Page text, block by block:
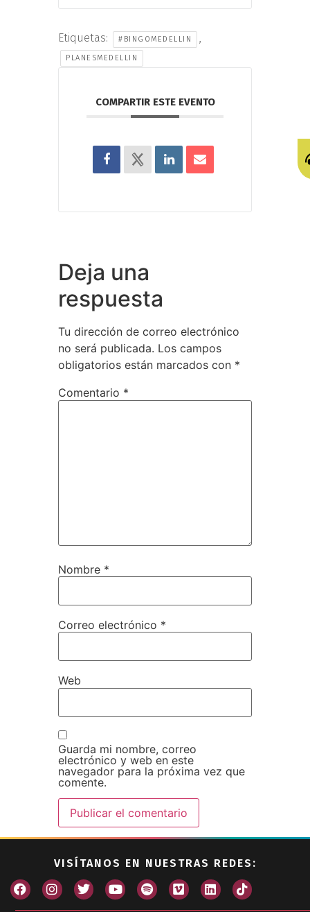
Etiquetas: #BINGOMEDELLIN ,
PLANESMEDELLIN
COMPARTIR ESTE EVENTO
Deja una
respuesta
Tu dirección de correo electrónico
no será publicada. Los campos
obligatorios están marcados con *
Comentario *
Nombre *
Correo electrónico *
Web
Guarda mi nombre, correo
electrónico y web en este
navegador para la próxima vez que
comente.
VISÍTANOS EN NUESTRAS REDES: